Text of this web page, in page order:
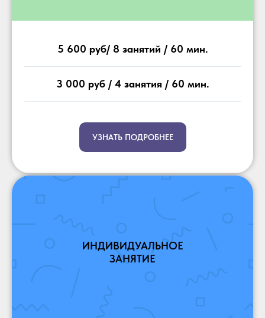
5 600 руб/ 8 занятий / 60 мин.
3 000 руб / 4 занятия / 60 мин.
УЗНАТЬ ПОДРОБНЕЕ
ИНДИВИДУАЛЬНОЕ
ЗАНЯТИЕ